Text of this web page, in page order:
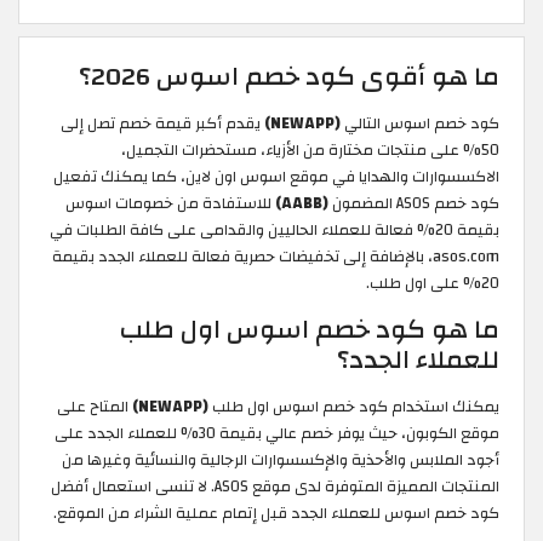
ما هو أقوى كود خصم اسوس 2026؟
كود خصم اسوس التالي(NEWAPP)
يقدم أكبر قيمة خصم تصل إلى
50% على منتجات مختارة من الأزياء، مستحضرات التجميل،
الاكسسوارات والهدايا في موقع اسوس اون لاين، كما يمكنك تفعيل
كود خصم ASOS المضمون
(AABB)
للاستفادة من خصومات اسوس
بقيمة 20% فعالة للعملاء الحاليين والقدامى على كافة الطلبات في
asos.com، بالإضافة إلى تخفيضات حصرية فعالة للعملاء الجدد بقيمة
20% على اول طلب.
ما هو كود خصم اسوس اول طلب
للعملاء الجدد؟
يمكنك استخدام كود خصم اسوس اول طلب(NEWAPP)
المتاح على
موقع الكوبون، حيث يوفر خصم عالي بقيمة 30% للعملاء الجدد على
أجود الملابس والأحذية والإكسسوارات الرجالية والنسائية وغيرها من
المنتجات المميزة المتوفرة لدى موقع ASOS. لا تنسى استعمال أفضل
كود خصم اسوس للعملاء الجدد قبل إتمام عملية الشراء من الموقع.